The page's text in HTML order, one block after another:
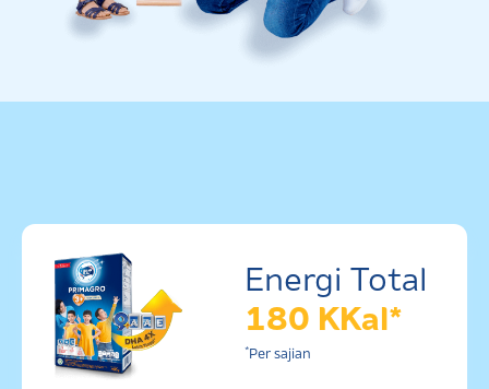
Energi Total
180 KKal*
*Per sajian